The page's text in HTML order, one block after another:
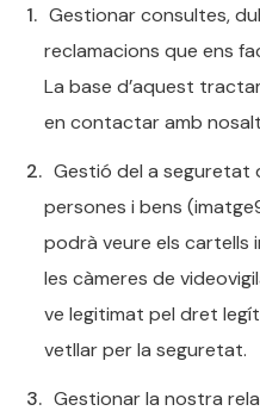
Gestionar consultes,
reclamacions que ens
La base d’aquest
en contactar amb
Gestió del a seguretat
persones i bens
podrà veure els cartells
les càmeres de
ve legitimat pel dret
vetllar per la seguretat.
Gestionar la nostra